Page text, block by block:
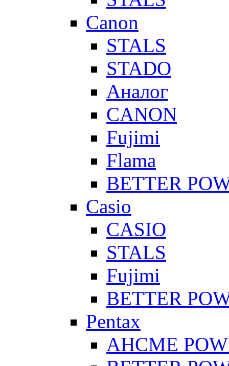
Canon
STALS
STADO
Аналог
CANON
Fujimi
Flama
BETTER
Casio
CASIO
STALS
Fujimi
BETTER
Pentax
AHCME